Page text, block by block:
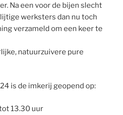
Na een voor de bijen slecht
werksters dan nu toch
verzameld om een keer te
natuurzuivere pure
is de imkerij geopend op:
13.30 uur